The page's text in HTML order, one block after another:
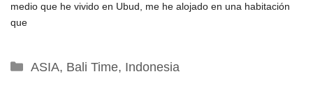
medio que he vivido en Ubud, me he alojado en una habitación
que
Categorías
ASIA, Bali Time, Indonesia